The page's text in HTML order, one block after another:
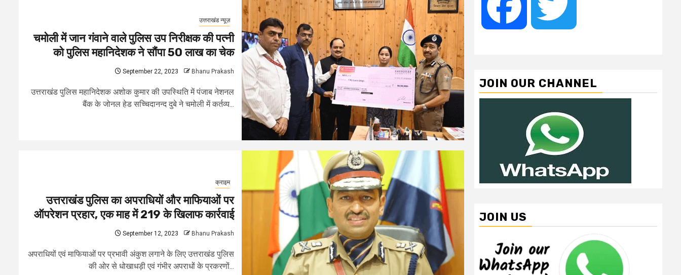
उत्तराखंड न्यूज़
चमोली में जान गंवाने वाले पुलिस उप निरीक्षक की पत्नी
को पुलिस महानिदेशक ने सौंपा 50 लाख का चेक
September 22, 2023 Bhanu Prakash
उत्तराखंड पुलिस महानिदेशक अशोक कुमार की उपस्थिति में पंजाब नेशनल
बैंक के जोनल हेड सच्चिदानन्द दुबे ने चमोली में कर्तव्य...
क्राइम
उत्तराखंड पुलिस का अपराधियों और माफियाओं पर
ऑपरेशन प्रहार, एक माह में 219 के खिलाफ कार्रवाई
September 12, 2023 Bhanu Prakash
अपराधियों एवं माफियाओं पर प्रभावी अंकुश लगाने के लिए उत्तराखंड पुलिस
की ओर से धोखाधड़ी एवं गंभीर अपराधों के प्रकरणों...
Facebook
JOIN OUR CHANNEL
JOIN US